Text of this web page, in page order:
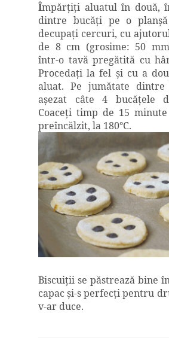
Împărţiţi aluatul în două,
dintre bucăţi pe o
decupaţi cercuri, cu
de 8 cm (grosime: 50
într-o tavă pregătită cu
Procedaţi la fel şi cu a
aluat. Pe jumătate
aşezat câte 4 bucăţele
Coaceţi timp de 15
preîncălzit, la 180°C.
Biscuiţii se păstrează bine
capac şi-s perfecţi pentru
v-ar duce.